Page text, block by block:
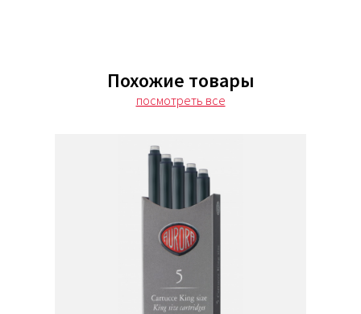
Похожие товары
посмотреть все